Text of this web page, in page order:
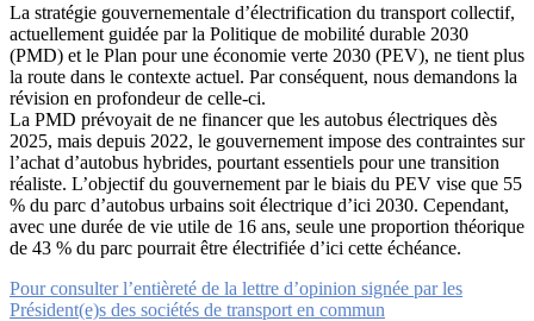
La stratégie gouvernementale d’électrification du transport collectif,
actuellement guidée par la Politique de mobilité durable 2030
(PMD) et le Plan pour une économie verte 2030 (PEV), ne tient plus
la route dans le contexte actuel. Par conséquent, nous demandons la
révision en profondeur de celle-ci.
La PMD prévoyait de ne financer que les autobus électriques dès
2025, mais depuis 2022, le gouvernement impose des contraintes sur
l’achat d’autobus hybrides, pourtant essentiels pour une transition
réaliste. L’objectif du gouvernement par le biais du PEV vise que 55
% du parc d’autobus urbains soit électrique d’ici 2030. Cependant,
avec une durée de vie utile de 16 ans, seule une proportion théorique
de 43 % du parc pourrait être électrifiée d’ici cette échéance.
Pour consulter l’entièreté de la lettre d’opinion signée par les
Président(e)s des sociétés de transport en commun